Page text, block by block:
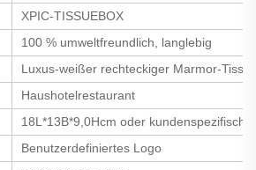
XPIC-TISSUEBOX
100 % umweltfreundlich, langlebig
Luxus-weißer rechteckiger Marmor-
Haushotelrestaurant
18L*13B*9,0Hcm oder
Benutzerdefiniertes Logo